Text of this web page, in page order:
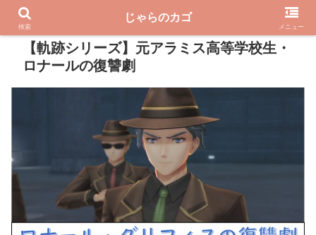
PR
【軌跡シリーズ】元アラミス高等学校生・
ロナールの復讐劇
検索
じゃらのカゴ
メニュー